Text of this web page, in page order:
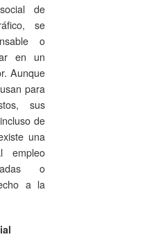
de
se
o
en un
Aunque
para
sus
de
una
empleo
o
a la